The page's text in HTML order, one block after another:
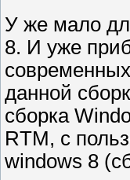
У же мало
8. И уже
данной
сборка
RTM, с
windows 8